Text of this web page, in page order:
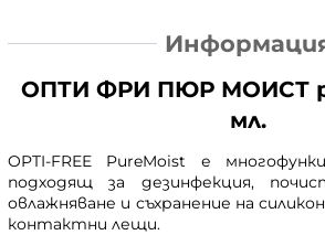
ОПТИ ФРИ ПЮР МОИСТ
мл.
OPTI-FREE PureMoist е
подходящ за дезинфекция,
овлажняване и съхранение на
контактни лещи.